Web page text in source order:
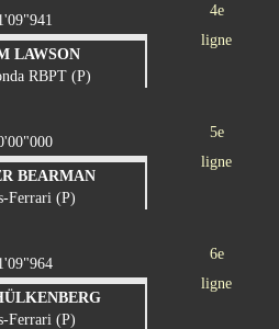
4e
ligne
LAWSON
RBPT (P)
5e
ligne
BEARMAN
Ferrari (P)
6e
ligne
Ferrari (P)